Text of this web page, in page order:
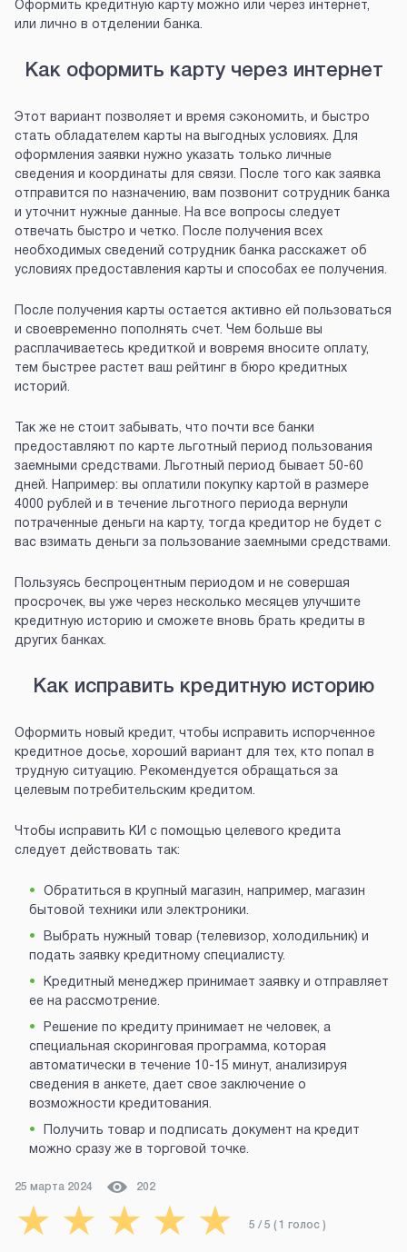
Оформить кредитную карту можно или через интернет,
или лично в отделении банка.
Как оформить карту через интернет
Этот вариант позволяет и время сэкономить, и быстро
стать обладателем карты на выгодных условиях. Для
оформления заявки нужно указать только личные
сведения и координаты для связи. После того как заявка
отправится по назначению, вам позвонит сотрудник банка
и уточнит нужные данные. На все вопросы следует
отвечать быстро и четко. После получения всех
необходимых сведений сотрудник банка расскажет об
условиях предоставления карты и способах ее получения.
После получения карты остается активно ей пользоваться
и своевременно пополнять счет. Чем больше вы
расплачиваетесь кредиткой и вовремя вносите оплату,
тем быстрее растет ваш рейтинг в бюро кредитных
историй.
Так же не стоит забывать, что почти все банки
предоставляют по карте льготный период пользования
заемными средствами. Льготный период бывает 50-60
дней. Например: вы оплатили покупку картой в размере
4000 рублей и в течение льготного периода вернули
потраченные деньги на карту, тогда кредитор не будет с
вас взимать деньги за пользование заемными средствами.
Пользуясь беспроцентным периодом и не совершая
просрочек, вы уже через несколько месяцев улучшите
кредитную историю и сможете вновь брать кредиты в
других банках.
Как исправить кредитную историю
Оформить новый кредит, чтобы исправить испорченное
кредитное досье, хороший вариант для тех, кто попал в
трудную ситуацию. Рекомендуется обращаться за
целевым потребительским кредитом.
Чтобы исправить КИ с помощью целевого кредита
следует действовать так:
Обратиться в крупный магазин, например, магазин
бытовой техники или электроники.
Выбрать нужный товар (телевизор, холодильник) и
подать заявку кредитному специалисту.
Кредитный менеджер принимает заявку и отправляет
ее на рассмотрение.
Решение по кредиту принимает не человек, а
специальная скоринговая программа, которая
автоматически в течение 10-15 минут, анализируя
сведения в анкете, дает свое заключение о
возможности кредитования.
Получить товар и подписать документ на кредит
можно сразу же в торговой точке.
25 марта 2024 202
★ ★ ★ ★ ★ 5 / 5 ( 1 голос )